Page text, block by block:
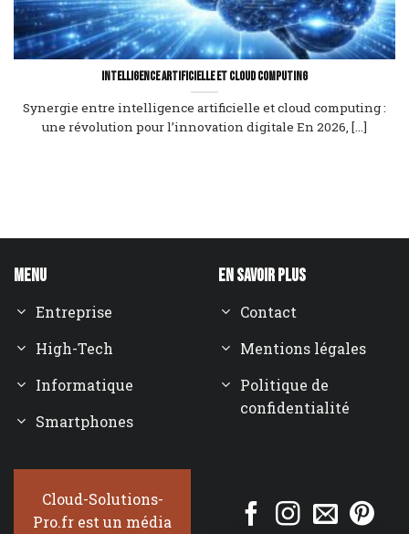
Intelligence artificielle et cloud computing
Synergie entre intelligence artificielle et cloud computing :
une révolution pour l’innovation digitale En 2026, [...]
Menu
Entreprise
High-Tech
Informatique
Smartphones
En savoir plus
Contact
Mentions légales
Politique de
confidentialité
Cloud-Solutions-
Pro.fr est un média